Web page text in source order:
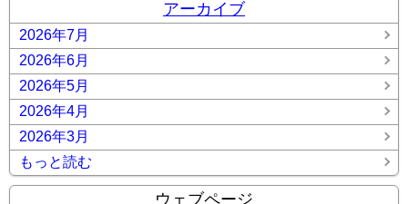
アーカイブ
2026年7月
2026年6月
2026年5月
2026年4月
2026年3月
もっと読む
ウェブページ